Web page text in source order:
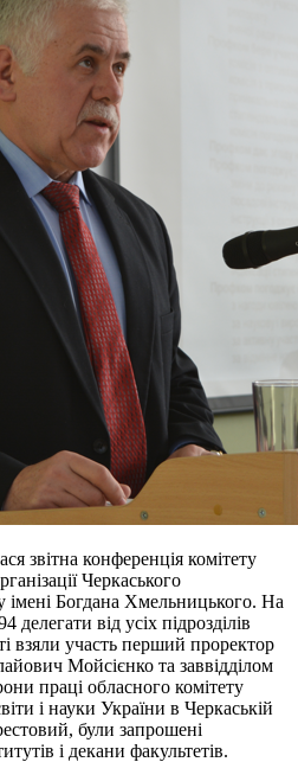
звітна конференція комітету
Черкаського
імені Богдана Хмельницького. На
делегати від усіх підрозділів
взяли участь перший проректор
Мойсієнко та заввідділом
праці обласного комітету
і науки України в Черкаській
були запрошені
і декани факультетів.